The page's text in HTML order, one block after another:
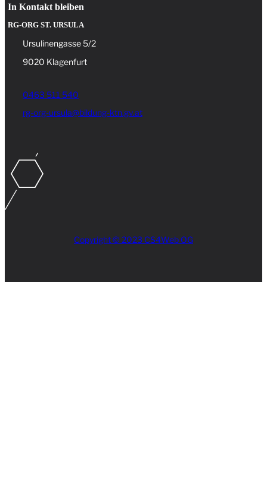
In Kontakt bleiben
RG-ORG ST. URSULA
Ursulinengasse 5/2
9020 Klagenfurt
0463 511 540
rg-org-ursula@bildung-ktn.gv.at
Copyright © 2023 CS4Web OG